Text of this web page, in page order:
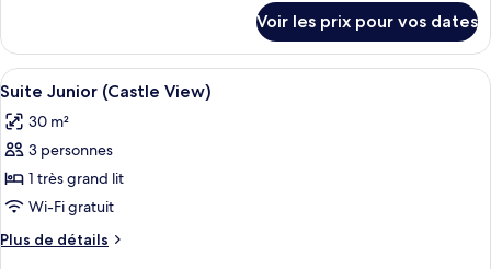
Suite
Junior
le
type
de
Suite
Junior
Voir les prix pour vos dates
Afficher
toutes
les
photos
pour
ce
type
de
Une chambre d’hôtel avec un lit, un
2
Suite Junior (Castle View)
30 m²
3 personnes
1 très grand lit
Wi-Fi gratuit
Plus de détails
Plus